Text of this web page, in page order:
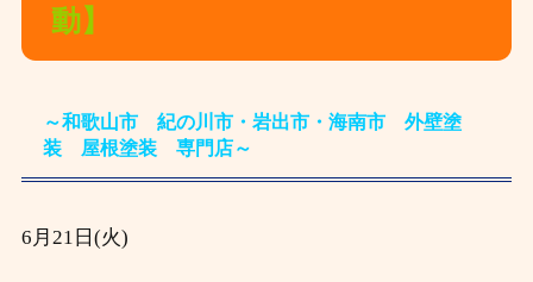
動】
～和歌山市 紀の川市・岩出市・海南市 外壁塗
装 屋根塗装 専門店～
6月21 日(火)